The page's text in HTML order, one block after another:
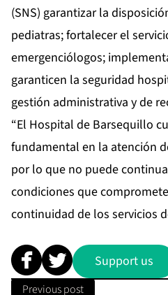
(SNS) garantizar la
pediatras; fortalecer el
emergenciólogos;
garanticen la seguridad
gestión administrativa y de
“El Hospital de Barsequillo
fundamental en la atención
por lo que no puede
condiciones que
continuidad de los servicios
Support us
Previous post